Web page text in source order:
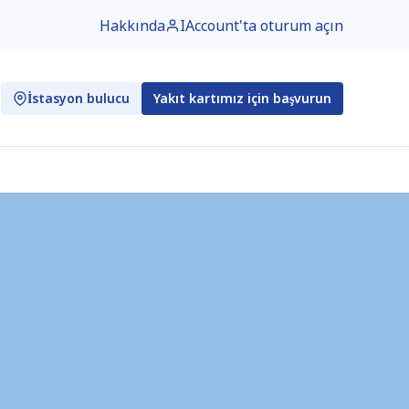
Hakkında IAccount'ta oturum açın
İstasyon bulucu Yakıt kartımız için başvurun